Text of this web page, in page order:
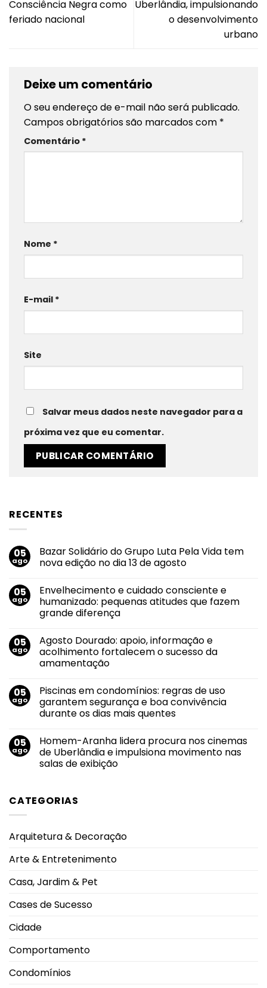
Consciência Negra como
feriado nacional
Uberlândia, impulsionando
o desenvolvimento
urbano
Deixe um comentário
O seu endereço de e-mail não será publicado.
Campos obrigatórios são marcados com *
Comentário *
Nome *
E-mail *
Site
Salvar meus dados neste navegador para a
próxima vez que eu comentar.
RECENTES
05
ago
Bazar Solidário do Grupo Luta Pela Vida tem
nova edição no dia 13 de agosto
em
Bazar
Solidário
do
Grupo
Pela
Vida
tem
nova
edição
13
de
agosto
05
ago
Envelhecimento e cuidado consciente e
humanizado: pequenas atitudes que fazem
grande diferença
em
Envelhecimento
e
cuidado
humanizado:
pequenas
atitudes
que
fazem
05
ago
Agosto Dourado: apoio, informação e
acolhimento fortalecem o sucesso da
amamentação
em
Agosto
Dourado:
apoio,
acolhimento
fortalecem
o
sucesso
da
05
ago
Piscinas em condomínios: regras de uso
garantem segurança e boa convivência
durante os dias mais quentes
em
Piscinas
em
condomínios:
segurança
durante
os
mais
quentes
05
ago
Homem-Aranha lidera procura nos cinemas
de Uberlândia e impulsiona movimento nas
salas de exibição
Homem-
Aranha
cinemas
e
movimento
nas
de
exibição
CATEGORIAS
Arquitetura & Decoração
Arte & Entretenimento
Casa, Jardim & Pet
Cases de Sucesso
Cidade
Comportamento
Condomínios